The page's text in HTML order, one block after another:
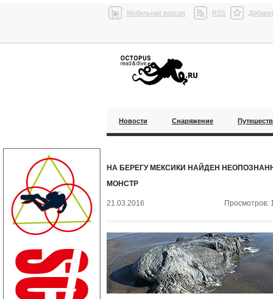
Мобильная версия RSS
Новости Снаряжение
НА БЕРЕГУ МЕКСИКИ НАЙДЕН
МОНСТР
21.03.2016 Просмотров: